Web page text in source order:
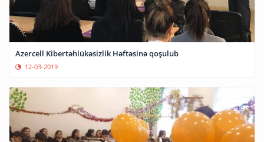
Azercell Kibertəhlükəsizlik Həftəsinə qoşulub
12-03-2019